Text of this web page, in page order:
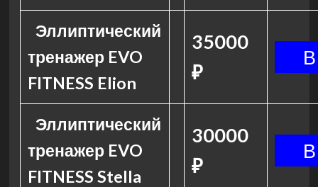
Эллиптический
тренажер EVO
FITNESS Elion
35000
₽
Эллиптический
тренажер EVO
FITNESS Stella
30000
₽